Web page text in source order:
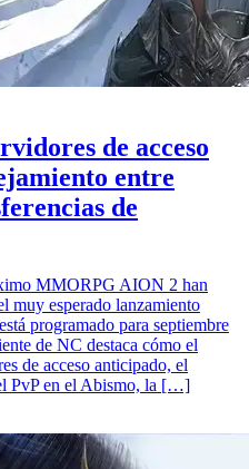
de acceso
entre
de
MMORPG AION 2 han
muy esperado lanzamiento
programado para septiembre
de NC destaca cómo el
de acceso anticipado, el
PvP en el Abismo, la […]